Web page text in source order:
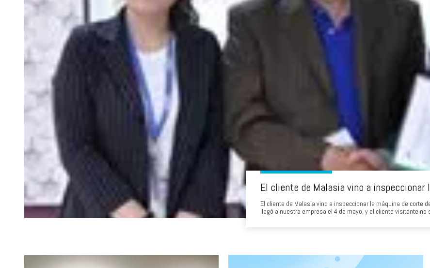
El cliente de Malasia vino a inspeccionar la máquina de corte
llegó a nuestra empresa el 4 de mayo, y el cliente visitante